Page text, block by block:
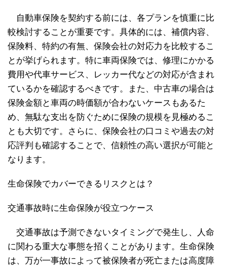
自動車保険を契約する前には、各プランを慎重に比
較検討することが重要です。具体的には、補償内容、
保険料、特約の有無、保険会社の対応力を比較するこ
とが挙げられます。特に車両保険では、修理にかかる
費用や代車サービス、レッカー代などの対応が含まれ
ているかを確認するべきです。また、中古車の場合は
保険金額と車両の時価額が合わないケースもあるた
め、無駄な支出を防ぐために保険の規模を見極めるこ
とも大切です。さらに、保険会社の口コミや過去の対
応評判も確認することで、信頼性の高い選択が可能と
なります。
生命保険でカバーできるリスクとは？
交通事故時に生命保険が役立つケース
交通事故は予測できないタイミングで発生し、人命
に関わる重大な事態を招くことがあります。生命保険
は、万が一事故によって被保険者が死亡または高度障